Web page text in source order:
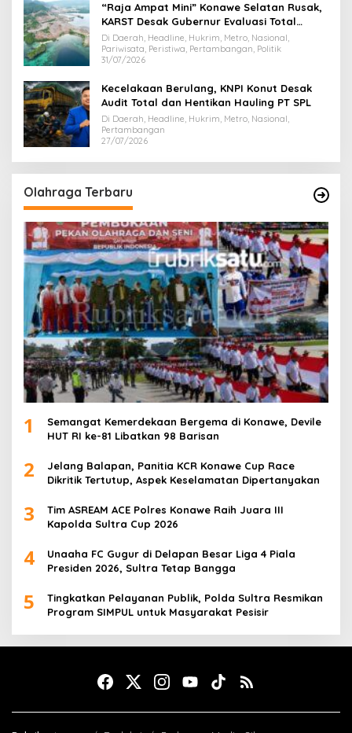
“Raja Ampat Mini” Konawe Selatan Rusak,
KARST Desak Gubernur Evaluasi Total
Dispar Sultra
Di Daerah, Headline, Hukrim, Metro, Nasional,
Pariwisata, Peristiwa, Pertambangan, Politik
31/07/2026
Kecelakaan Berulang, KNPI Konut Desak
Audit Total dan Hentikan Hauling PT SPL
Di Daerah, Headline, Hukrim, Metro, Nasional,
Pertambangan
27/07/2026
Olahraga Terbaru
1
Semangat Kemerdekaan Bergema di Konawe, Devile
HUT RI ke-81 Libatkan 98 Barisan
2
Jelang Balapan, Panitia KCR Konawe Cup Race
Dikritik Tertutup, Aspek Keselamatan Dipertanyakan
3
Tim ASREAM ACE Polres Konawe Raih Juara III
Kapolda Sultra Cup 2026
4
Unaaha FC Gugur di Delapan Besar Liga 4 Piala
Presiden 2026, Sultra Tetap Bangga
5
Tingkatkan Pelayanan Publik, Polda Sultra Resmikan
Program SIMPUL untuk Masyarakat Pesisir